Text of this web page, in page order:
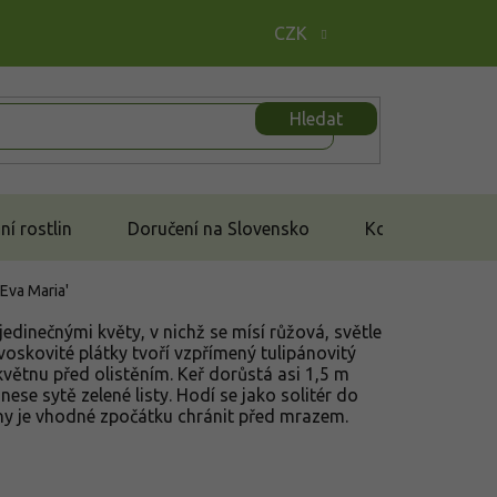
CZK
Hledat
rostlin Doručení na Slovensko Kontakt
Maria'
květy, v nichž se mísí růžová, světle
plátky tvoří vzpřímený tulipánovitý
před olistěním. Keř dorůstá asi 1,5 m
sytě zelené listy. Hodí se jako solitér do
je vhodné zpočátku chránit před mrazem.